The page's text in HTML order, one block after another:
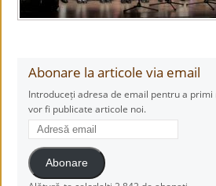
Abonare la articole via email
Introduceți adresa de email pentru a
vor fi publicate articole noi.
Adresă
email
Abonare